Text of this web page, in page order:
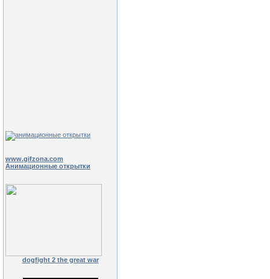
www.gifzona.com
Анимационные открытки
dogfight 2 the great war